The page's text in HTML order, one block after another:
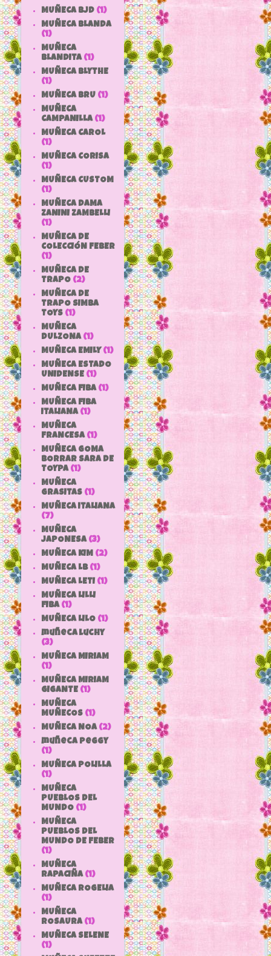
MUÑECA BJD (1)
MUÑECA BLANDA
(1)
MUÑECA
BLANDITA (1)
MUÑECA BLYTHE
(1)
MUÑECA BRU (1)
MUÑECA
CAMPANILLA (1)
MUÑECA CAROL
(1)
MUÑECA CORISA
(1)
MUÑECA CUSTOM
(1)
MUÑECA DAMA
ZANINI ZAMBELLI
(1)
MUÑECA DE
COLECCIÓN FEBER
(1)
MUÑECA DE
TRAPO (2)
MUÑECA DE
TRAPO SIMBA
TOYS (1)
MUÑECA
DULZONA (1)
MUÑECA EMILY (1)
MUÑECA ESTADO
UNIDENSE (1)
MUÑECA FIBA (1)
MUÑECA FIBA
ITALIANA (1)
MUÑECA
FRANCESA (1)
MUÑECA GOMA
BORRAR SARA DE
TOYPA (1)
MUÑECA
GRASITAS (1)
MUÑECA ITALIANA
(7)
MUÑECA
JAPONESA (3)
MUÑECA KIM (2)
MUÑECA LB (1)
MUÑECA LETI (1)
MUÑECA LILLI
FIBA (1)
MUÑECA LILO (1)
muñeca luchy
(3)
MUÑECA MIRIAM
(1)
MUÑECA MIRIAM
GIGANTE (1)
MUÑECA
MUÑECOS (1)
MUÑECA NOA (2)
muñeca peggy
(1)
MUÑECA POLILLA
(1)
MUÑECA
PUEBLOS DEL
MUNDO (1)
MUÑECA
PUEBLOS DEL
MUNDO DE FEBER
(1)
MUÑECA
RAPACIÑA (1)
MUÑECA ROGELIA
(1)
MUÑECA
ROSAURA (1)
MUÑECA SELENE
(1)